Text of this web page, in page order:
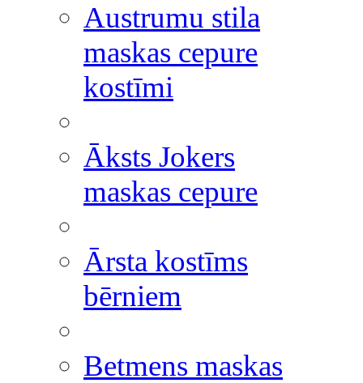
Austrumu stila
maskas cepure
kostīmi
Āksts Jokers
maskas cepure
Ārsta kostīms
bērniem
Betmens maskas